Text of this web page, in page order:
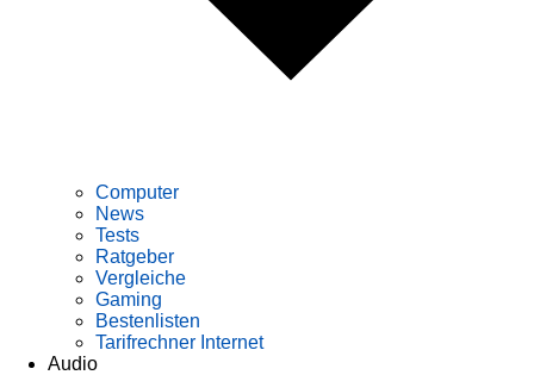
Computer
News
Tests
Ratgeber
Vergleiche
Gaming
Bestenlisten
Tarifrechner Internet
Audio